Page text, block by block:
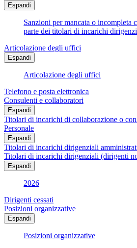
Espandi
Sanzioni per mancata o incompleta
parte dei titolari di incarichi
Articolazione degli uffici
Espandi
Articolazione degli uffici
Telefono e posta elettronica
Consulenti e collaboratori
Espandi
Titolari di incarichi di collaborazione o
Personale
Espandi
Titolari di incarichi dirigenziali
Titolari di incarichi dirigenziali (dirigenti
Espandi
2026
Dirigenti cessati
Posizioni organizzative
Espandi
Posizioni organizzative